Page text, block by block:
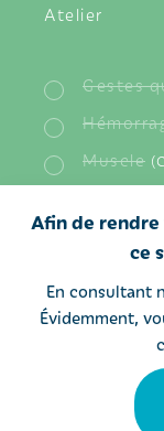
Atelier
Gestes
Muscle
Afin de
ce
En consultant
Évidemment,